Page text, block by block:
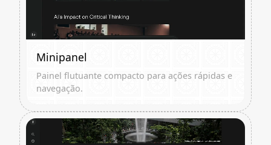
Minipanel
Painel flutuante compacto para ações rápidas e
navegação.